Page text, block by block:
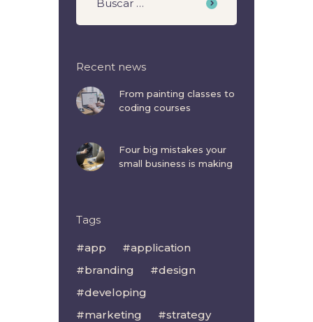
Recent news
From painting classes to
coding courses
Four big mistakes your
small business is making
Tags
app
application
branding
design
developing
marketing
strategy